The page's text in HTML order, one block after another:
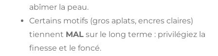
abîmer la peau.
Certains motifs (gros aplats, encres claires)
tiennent MAL sur le long terme : privilégiez la
finesse et le foncé.